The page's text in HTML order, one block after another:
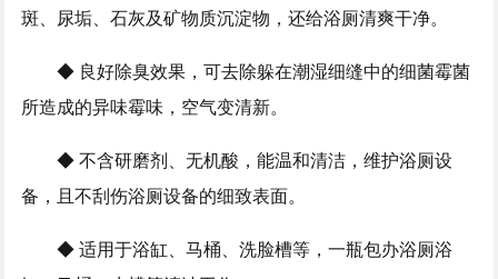
斑、尿垢、石灰及矿物质沉淀物，还给浴厕清爽干净。
◆ 良好除臭效果，可去除躲在潮湿细缝中的细菌霉菌
所造成的异味霉味，空气变清新。
◆ 不含研磨剂、无机酸，能温和清洁，维护浴厕设
备，且不刮伤浴厕设备的细致表面。
◆ 适用于浴缸、马桶、洗脸槽等，一瓶包办浴厕浴